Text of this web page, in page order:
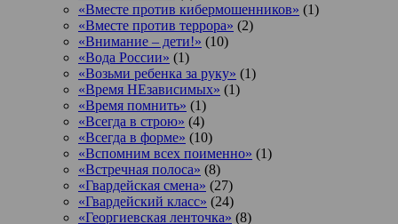
«Вместе против кибермошенников» (1)
«Вместе против террора» (2)
«Внимание – дети!» (10)
«Вода России» (1)
«Возьми ребенка за руку» (1)
«Время НЕзависимых» (1)
«Время помнить» (1)
«Всегда в строю» (4)
«Всегда в форме» (10)
«Вспомним всех поименно» (1)
«Встречная полоса» (8)
«Гвардейская смена» (27)
«Гвардейский класс» (24)
«Георгиевская ленточка» (8)